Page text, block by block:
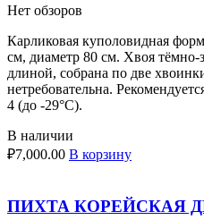
Нет обзоров
Карликовая куполовидная
см, диаметр 80 см. Хвоя тёмно-
длиной, собрана по две
нетребовательна.
4 (до -29°С).
В наличии
₽7,000.00 В корзину
ПИХТА КОРЕЙСКАЯ